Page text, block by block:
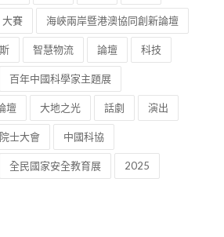
大賽 海峽兩岸暨港澳協同創新論壇
智慧物流 論壇 科技
百年中國科學家主題展
壇 大地之光 話劇 演出
士大會 中國科協
全民國家安全教育展 2025